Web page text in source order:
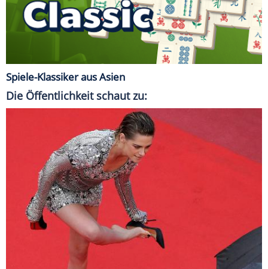
Spiele-Klassiker aus Asien
Die Öffentlichkeit schaut zu: